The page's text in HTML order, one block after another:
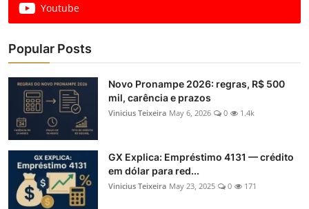
Youtube
Popular Posts
Novo Pronampe 2026: regras, R$ 500
mil, carência e prazos
Vinicius Teixeira May 6, 2026 0 1.4k
GX Explica: Empréstimo 4131 — crédito
em dólar para red...
Vinicius Teixeira May 23, 2025 0 171